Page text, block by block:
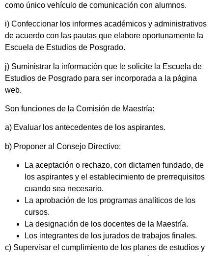
como único vehículo de comunicación con alumnos.
i) Confeccionar los informes académicos y administrativos
de acuerdo con las pautas que elabore oportunamente la
Escuela de Estudios de Posgrado.
j) Suministrar la información que le solicite la Escuela de
Estudios de Posgrado para ser incorporada a la página
web.
Son funciones de la Comisión de Maestría:
a) Evaluar los antecedentes de los aspirantes.
b) Proponer al Consejo Directivo:
La aceptación o rechazo, con dictamen fundado, de
los aspirantes y el establecimiento de prerrequisitos
cuando sea necesario.
La aprobación de los programas analíticos de los
cursos.
La designación de los docentes de la Maestría.
Los integrantes de los jurados de trabajos finales.
c) Supervisar el cumplimiento de los planes de estudios y